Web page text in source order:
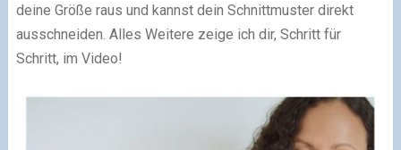
deine Größe raus und kannst dein Schnittmuster direkt
ausschneiden. Alles Weitere zeige ich dir, Schritt für
Schritt, im Video!